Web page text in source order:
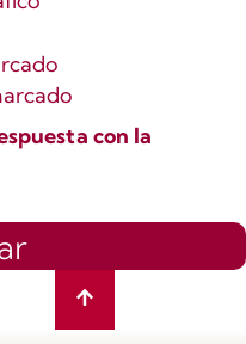
con la